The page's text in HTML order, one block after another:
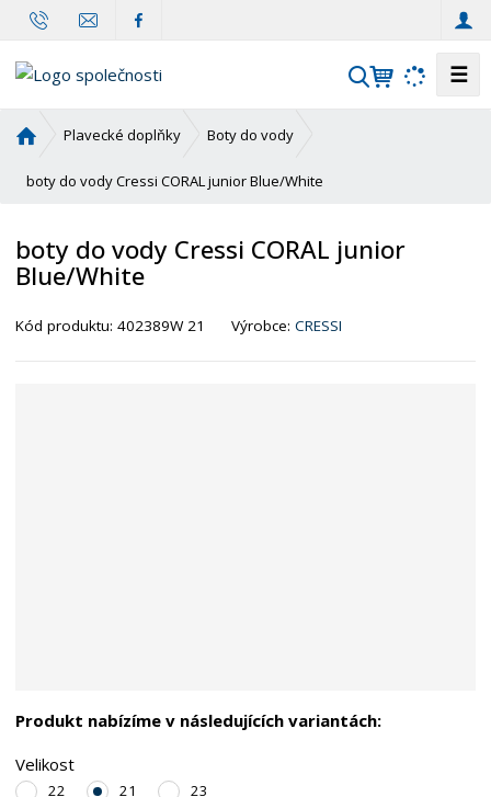
V
a
t
☰
o
í
s
r
Plavecké doplňky Boty do vody
boty do vody Cressi CORAL junior Blue/White
boty do vody Cressi CORAL junior
Blue/White
Kód produktu:402389W 21 Výrobce:CRESSI
Produkt nabízíme v následujících variantách:
Velikost
22 21 23